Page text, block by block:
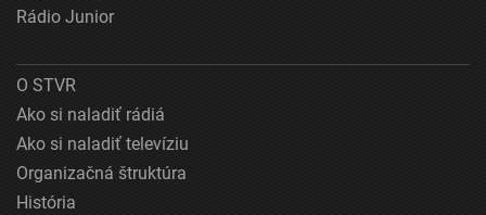
Rádio Junior
O STVR
Ako si naladiť rádiá
Ako si naladiť televíziu
Organizačná štruktúra
História